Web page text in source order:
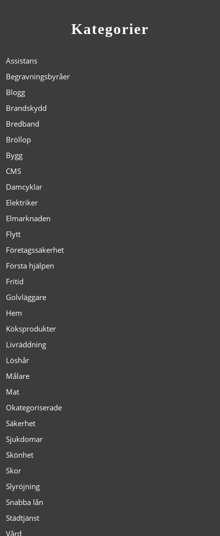
Kategorier
Assistans
Begravningsbyråer
Blogg
Brandskydd
Bredband
Bröllop
Bygg
CMS
Damcyklar
Elektriker
Elmarknaden
Flytt
Företagssäkerhet
Första hjälpen
Fritid
Golvläggare
Hem
Köksprodukter
Livräddning
Löshår
Målare
Mat
Okategoriserade
Säkerhet
Sjukdomar
Skönhet
Skor
Slyröjning
Snabba lån
Städtjänst
Vård